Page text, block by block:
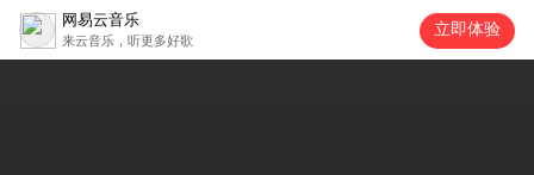
网易云音乐
来云音乐，听更多好歌
立即体验